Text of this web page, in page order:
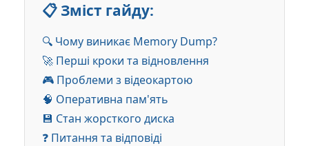
📋 Зміст гайду:
🔍 Чому виникає Memory Dump?
🚀 Перші кроки та відновлення
🎮 Проблеми з відеокартою
🧠 Оперативна пам'ять
💾 Стан жорсткого диска
❓ Питання та відповіді